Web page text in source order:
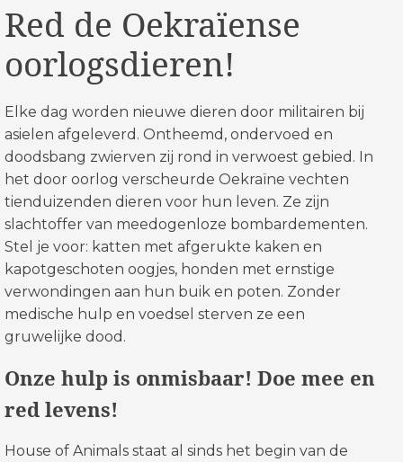
Red de Oekraïense
oorlogsdieren!
Elke dag worden nieuwe dieren door militairen bij
asielen afgeleverd. Ontheemd, ondervoed en
doodsbang zwierven zij rond in verwoest gebied. In
het door oorlog verscheurde Oekraïne vechten
tienduizenden dieren voor hun leven. Ze zijn
slachtoffer van meedogenloze bombardementen.
Stel je voor: katten met afgerukte kaken en
kapotgeschoten oogjes, honden met ernstige
verwondingen aan hun buik en poten. Zonder
medische hulp en voedsel sterven ze een
gruwelijke dood.
Onze hulp is onmisbaar! Doe mee en
red levens!
House of Animals staat al sinds het begin van de